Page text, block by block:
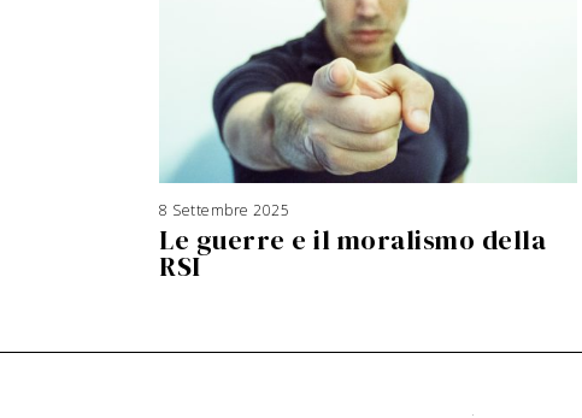
8 Settembre 2025
g
o
s
Le guerre e il moralismo della
RSI